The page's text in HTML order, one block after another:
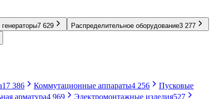
7 629 Распределительное оборудование3 277
17 386 Коммутационные аппараты4 256
Пусковые
арматура4 969 Электромонтажные изделия527